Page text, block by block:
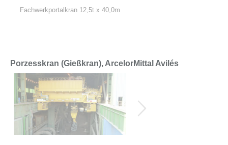
Fachwerkportalkran 12,5t x 40,0m
Porzesskran (Gießkran), ArcelorMittal Avilés